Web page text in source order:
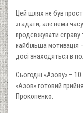
Цей шлях не був
згадати, але нема
продовжувати
найбільша мотивація
досі знаходяться в
Сьогодні «Азову» –
«Азов» готовий
Прокопенко.